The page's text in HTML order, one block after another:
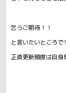
乞うご期待！！
と言いたいところで
正直更新頻度は自